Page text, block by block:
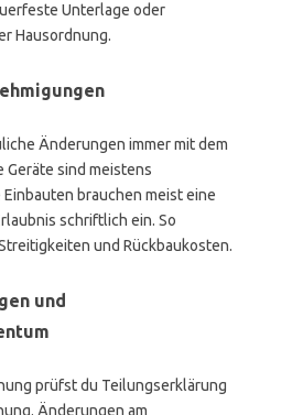
Unterlage oder
Hausordnung.
Änderungen immer mit dem
Geräte sind meistens
brauchen meist eine
schriftlich ein. So
und Rückbaukosten.
und
prüfst du Teilungserklärung
Änderungen am